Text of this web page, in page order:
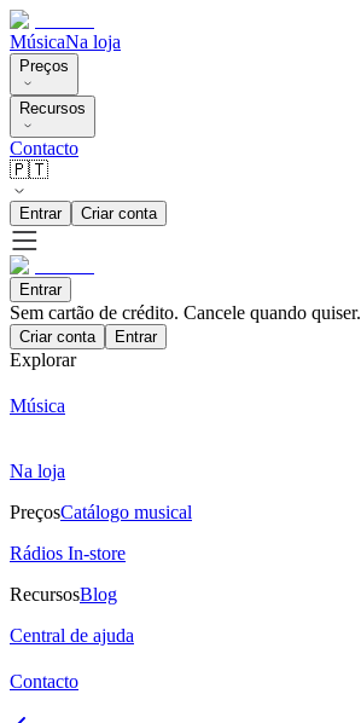
MúsicaNa loja
Preços
Recursos
Contacto
🇵🇹
Entrar Criar conta
Entrar
Sem cartão de crédito. Cancele quando quiser.
Criar conta Entrar
Explorar
Música
Na loja
PreçosCatálogo musical
Rádios In-store
RecursosBlog
Central de ajuda
Contacto